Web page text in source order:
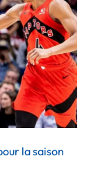
la saison